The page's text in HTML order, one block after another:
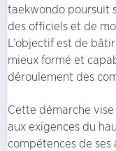
taekwondo poursuit
des officiels et de
L’objectif est de
mieux formé et
déroulement des
Cette démarche
aux exigences du
compétences de ses